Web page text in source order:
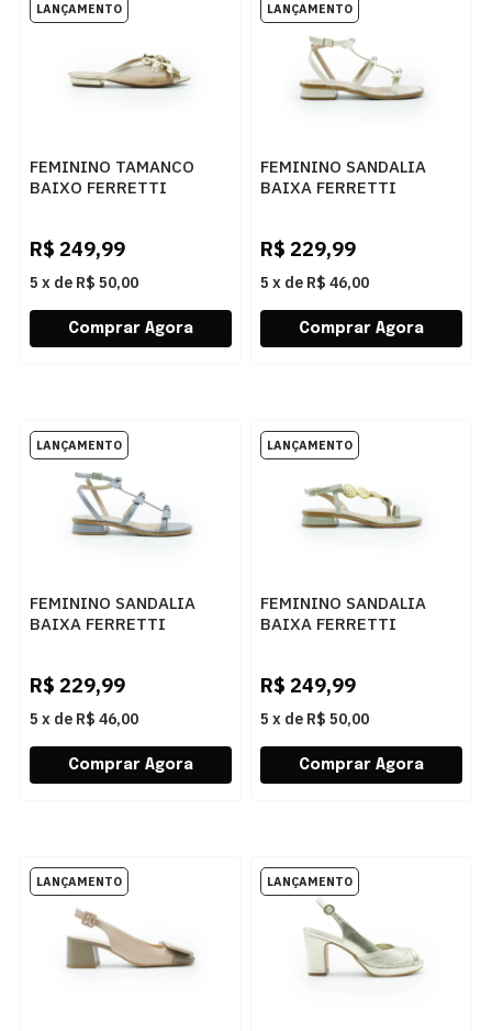
FEMININO TAMANCO
BAIXO FERRETTI
R$ 249,99
5 x de R$ 50,00
FEMININO SANDALIA
BAIXA FERRETTI
R$ 229,99
5 x de R$ 46,00
FEMININO SANDALIA
BAIXA FERRETTI
R$ 229,99
5 x de R$ 46,00
FEMININO SANDALIA
BAIXA FERRETTI
R$ 249,99
5 x de R$ 50,00